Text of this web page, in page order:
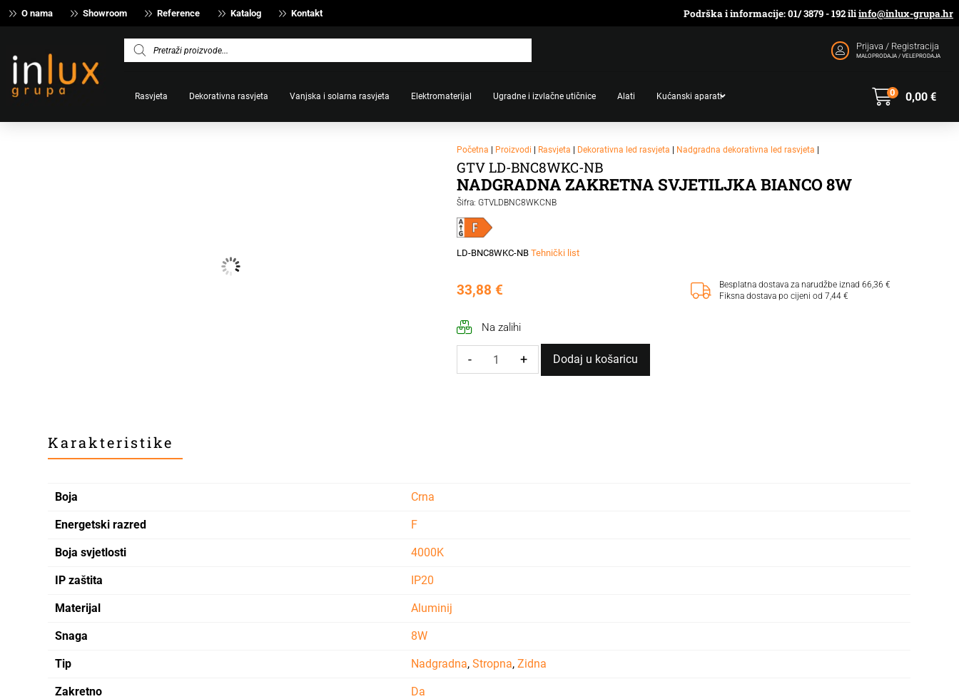
O nama Showroom Reference Katalog Kontakt Podrška i informacije: 01/ 3879 - 192 iliinfo@inlux-grupa.hr
Products
search
Prijava / Registracija
MALOPRODAJA / VELEPRODAJA
Rasvjeta Dekorativna rasvjeta Vanjska i solarna rasvjeta Elektromaterijal Ugradne i izvlačne utičnice Alati Kućanski aparati 0,00€
0
Početna | Proizvodi | Rasvjeta | Dekorativna led rasvjeta | Nadgradna dekorativna led rasvjeta |
GTV LD-BNC8WKC-NB
NADGRADNA ZAKRETNA SVJETILJKA BIANCO 8W
Šifra: GTVLDBNC8WKCNB
LD-BNC8WKC-NBTehnički list
33,88€
Besplatna dostava za narudžbe iznad 66,36 €
Fiksna dostava po cijeni od 7,44 €
Na zalihi
- + Dodaj u košaricu
Karakteristike
Boja Crna
Energetski razred F
Boja svjetlosti 4000K
IP zaštita IP20
Materijal Aluminij
Snaga 8W
Tip Nadgradna,Stropna,Zidna
Zakretno Da